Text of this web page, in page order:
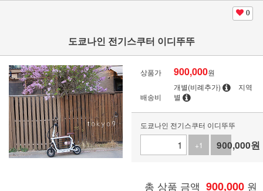
0
도쿄나인 전기스쿠터 이디뚜뚜
상품가 900,000원
배송비
개별(비례추가)
지역
별
도쿄나인 전기스쿠터 이디뚜뚜
+1
-1
900,000원
총 상품 금액 900,000 원